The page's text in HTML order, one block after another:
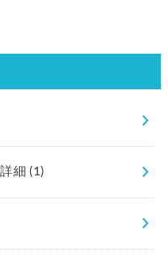
詳細(1)